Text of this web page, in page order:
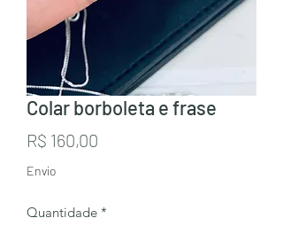
Colar borboleta e frase
R$ 160,00
Envio
Quantidade *